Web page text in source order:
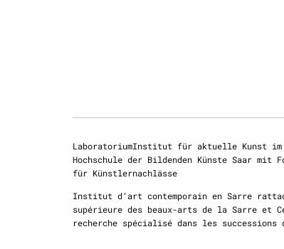
LaboratoriumInstitut für aktuelle Kunst im
Hochschule der Bildenden Künste Saar mit
für Künstlernachlässe
Institut d‘art contemporain en Sarre
supérieure des beaux-arts de la Sarre et
recherche spécialisé dans les successions